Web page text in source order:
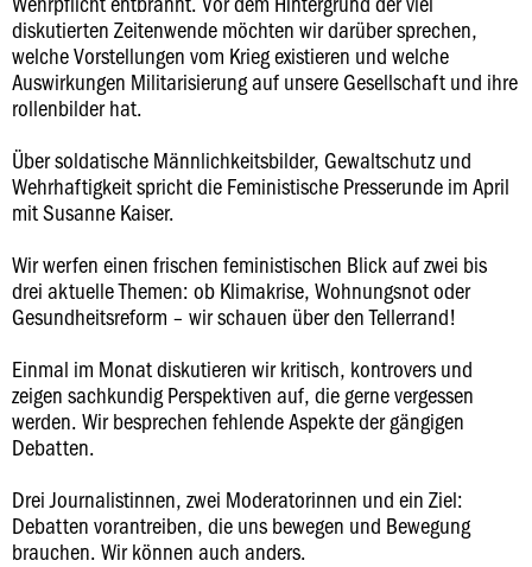
diskutierten Zeitenwende möchten wir darüber sprechen,
welche Vorstellungen vom Krieg existieren und welche
Auswirkungen Militarisierung auf unsere Gesellschaft und ihre
rollenbilder hat.
Über soldatische Männlichkeitsbilder, Gewaltschutz und
Wehrhaftigkeit spricht die Feministische Presserunde im April
mit Susanne Kaiser.
Wir werfen einen frischen feministischen Blick auf zwei bis
drei aktuelle Themen: ob Klimakrise, Wohnungsnot oder
Gesundheitsreform – wir schauen über den Tellerrand!
Einmal im Monat diskutieren wir kritisch, kontrovers und
zeigen sachkundig Perspektiven auf, die gerne vergessen
werden. Wir besprechen fehlende Aspekte der gängigen
Debatten.
Drei Journalistinnen, zwei Moderatorinnen und ein Ziel:
Debatten vorantreiben, die uns bewegen und Bewegung
brauchen. Wir können auch anders.